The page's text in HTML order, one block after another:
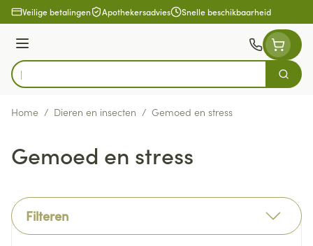
Ga naar de inhoud
Veilige betalingen Apothekersadvies Snelle beschikbaarheid
Menu
Product, merk, categorie...
Zoek
Home / Dieren en insecten / Gemoed en stress
Gemoed en stress
Filteren